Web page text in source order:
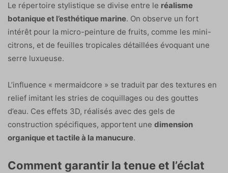
Le répertoire stylistique se divise entre le réalisme
botanique et l’esthétique marine. On observe un fort
intérêt pour la micro-peinture de fruits, comme les mini-
citrons, et de feuilles tropicales détaillées évoquant une
serre luxueuse.
L’influence « mermaidcore » se traduit par des textures en
relief imitant les stries de coquillages ou des gouttes
d’eau. Ces effets 3D, réalisés avec des gels de
construction spécifiques, apportent une dimension
organique et tactile à la manucure.
Comment garantir la tenue et l’éclat